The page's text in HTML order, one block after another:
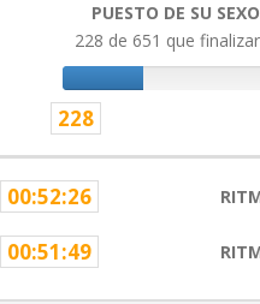
PUESTO DE SU
228 de 651 que
228
00:52:26
00:51:49